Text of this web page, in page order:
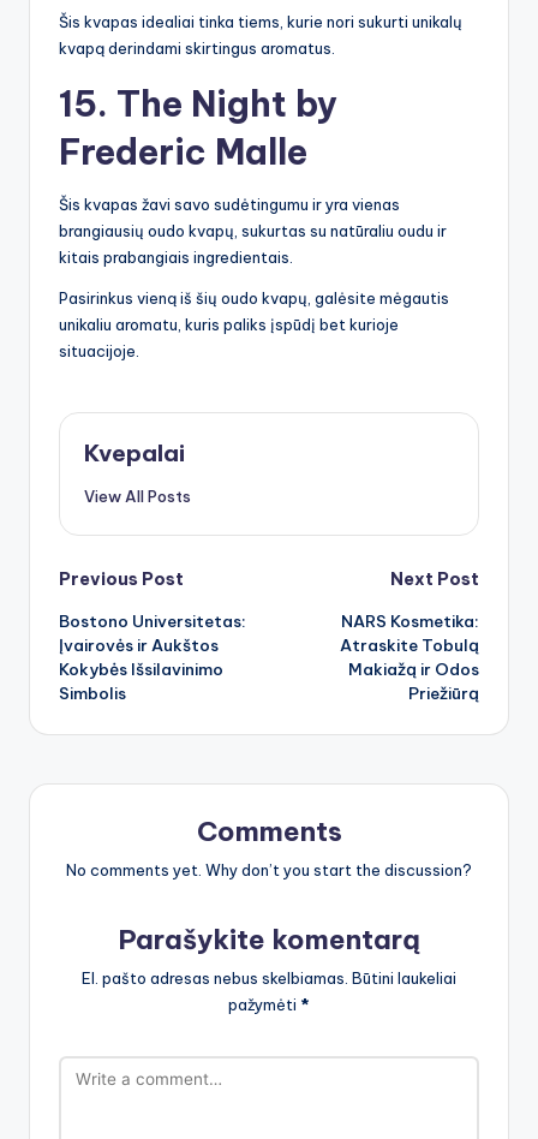
Šis kvapas idealiai tinka tiems, kurie nori sukurti unikalų
kvapą derindami skirtingus aromatus.
15. The Night by
Frederic Malle
Šis kvapas žavi savo sudėtingumu ir yra vienas
brangiausių oudo kvapų, sukurtas su natūraliu oudu ir
kitais prabangiais ingredientais.
Pasirinkus vieną iš šių oudo kvapų, galėsite mėgautis
unikaliu aromatu, kuris paliks įspūdį bet kurioje
situacijoje.
Kvepalai
View All Posts
Post
navigation
Previous Post
Bostono Universitetas:
Įvairovės ir Aukštos
Kokybės Išsilavinimo
Simbolis
Next Post
NARS Kosmetika:
Atraskite Tobulą
Makiažą ir Odos
Priežiūrą
Comments
No comments yet. Why don’t you start the discussion?
Parašykite komentarą
El. pašto adresas nebus skelbiamas. Būtini laukeliai
pažymėti *